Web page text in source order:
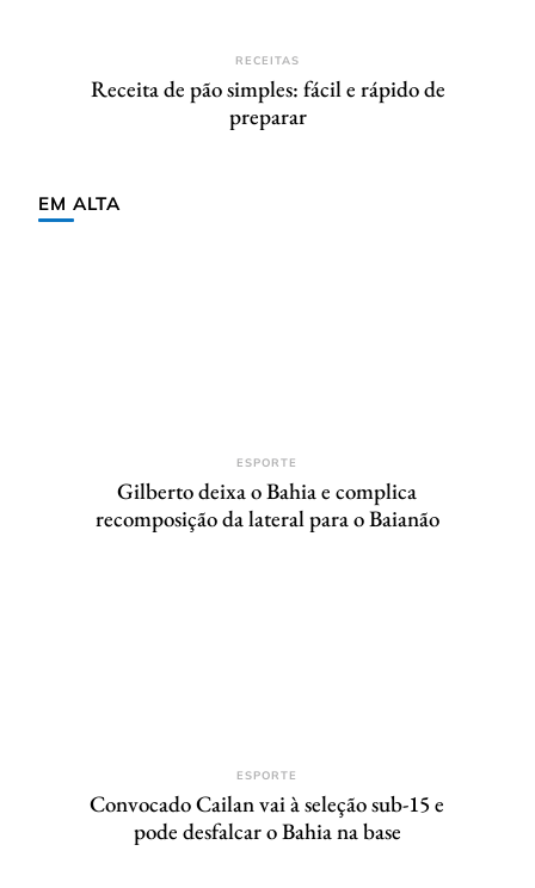
RECEITAS
Receita de pão simples: fácil e rápido de
preparar
EM ALTA
ESPORTE
Gilberto deixa o Bahia e complica
recomposição da lateral para o Baianão
ESPORTE
Convocado Cailan vai à seleção sub-15 e
pode desfalcar o Bahia na base